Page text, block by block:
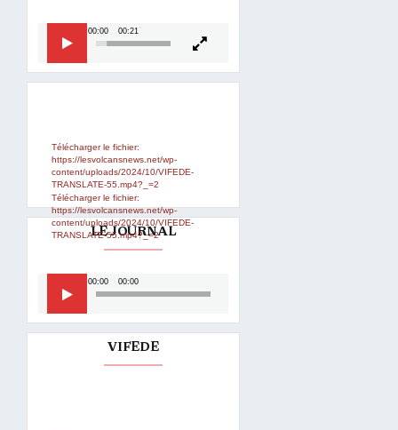
00:00 00:21
Télécharger le fichier:
https://lesvolcansnews.net/wp-
content/uploads/2024/10/VIFEDE-
TRANSLATE-55.mp4?_=2
Télécharger le fichier:
https://lesvolcansnews.net/wp-
content/uploads/2024/10/VIFEDE-
TRANSLATE-55.mp4?_=2
LE JOURNAL
audio
00:00 00:00
VIFEDE